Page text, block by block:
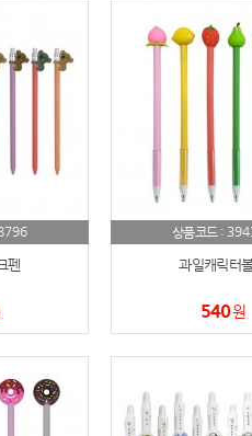
펜
상품코드 :
과일캐릭터
540원